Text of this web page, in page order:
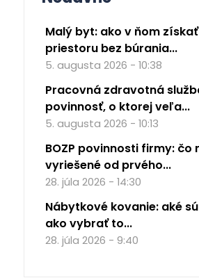
Malý byt: ako v ňom
priestoru bez búrania...
5. augusta 2026 - 10:38
Pracovná zdravotná
povinnosť, o ktorej veľa...
5. augusta 2026 - 10:13
BOZP povinnosti firmy: čo
vyriešené od prvého...
28. júla 2026 - 14:30
Nábytkové kovanie: aké
ako vybrať to...
28. júla 2026 - 9:40